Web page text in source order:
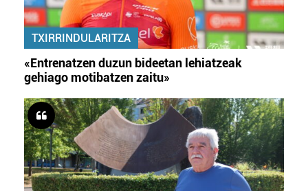
TXIRRINDULARITZA
«Entrenatzen duzun bideetan lehiatzeak
gehiago motibatzen zaitu»